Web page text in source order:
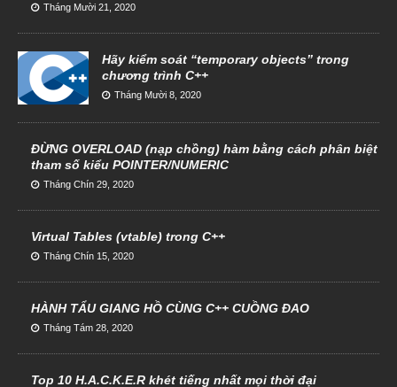
Tháng Mười 21, 2020
Hãy kiểm soát “temporary objects” trong
chương trình C++
Tháng Mười 8, 2020
ĐỪNG OVERLOAD (nạp chồng) hàm bằng cách phân biệt
tham số kiểu POINTER/NUMERIC
Tháng Chín 29, 2020
Virtual Tables (vtable) trong C++
Tháng Chín 15, 2020
HÀNH TẨU GIANG HỒ CÙNG C++ CUỒNG ĐAO
Tháng Tám 28, 2020
Top 10 H.A.C.K.E.R khét tiếng nhất mọi thời đại